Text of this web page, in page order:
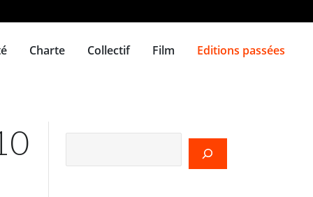
Charte Collectif Film Editions passées